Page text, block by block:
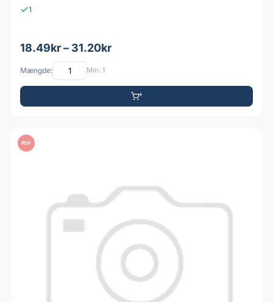
1
18.49kr – 31.20kr
Mængde: Min: 1
PDF